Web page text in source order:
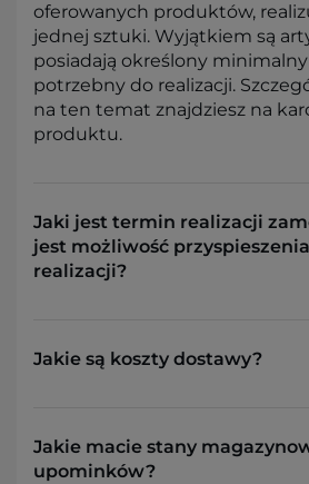
oferowanych produktów,
jednej sztuki. Wyjątkiem są
posiadają określony minimalny
potrzebny do realizacji.
na ten temat znajdziesz na
produktu.
Jaki jest termin realizacji
jest możliwość
realizacji?
Jakie są koszty dostawy?
Jakie macie stany
upominków?